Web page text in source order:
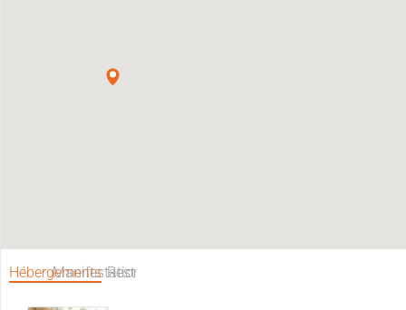
Hébergements
ManifestationsRestaurants